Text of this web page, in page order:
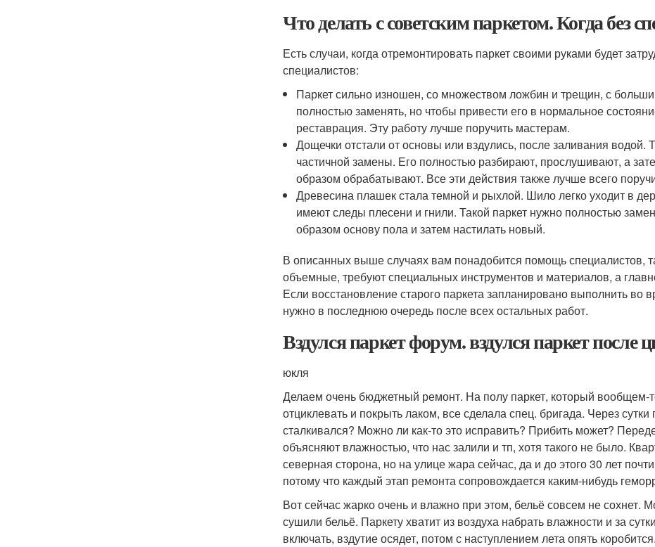
Что делать с советским паркетом. Когда без
Есть случаи, когда отремонтировать паркет своими руками будет
специалистов:
Паркет сильно изношен, со множеством ложбин и трещин, с
полностью заменять, но чтобы привести его в нормальное
реставрация. Эту работу лучше поручить мастерам.
Дощечки отстали от основы или вздулись, после заливания водой.
частичной замены. Его полностью разбирают, прослушивают, а
образом обрабатывают. Все эти действия также лучше всего
Древесина плашек стала темной и рыхлой. Шило легко уходит в
имеют следы плесени и гнили. Такой паркет нужно полностью
образом основу пола и затем настилать новый.
В описанных выше случаях вам понадобится помощь специалистов,
объемные, требуют специальных инструментов и материалов, а
Если восстановление старого паркета запланировано выполнить во
нужно в последнюю очередь после всех остальных работ.
Вздулся паркет форум. вздулся паркет после
юкля
Делаем очень бюджетный ремонт. На полу паркет, который вообщем-
отциклевать и покрыть лаком, все сделала спец. бригада. Через сутки
сталкивался? Можно ли как-то это исправить? Прибить может?
объясняют влажностью, что нас залили и тп, хотя такого не было.
северная сторона, но на улице жара сейчас, да и до этого 30 лет
потому что каждый этап ремонта сопровождается каким-нибудь
Вот сейчас жарко очень и влажно при этом, бельё совсем не сохнет.
сушили бельё. Паркету хватит из воздуха набрать влажности и за
включать, вздутие осядет, потом с наступлением лета опять